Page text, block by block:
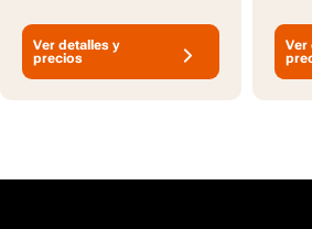
Ver detalles y
precios
Ver